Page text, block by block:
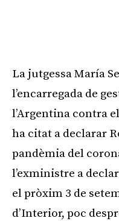
La jutgessa María
l’encarregada de
l’Argentina contra
ha citat a declarar
pandèmia del
l’exministre a
el pròxim 3 de
d’Interior, poc